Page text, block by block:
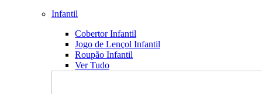
Infantil
Cobertor Infantil
Jogo de Lençol Infantil
Roupão Infantil
Ver Tudo